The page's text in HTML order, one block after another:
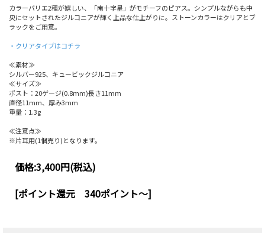
カラーバリエ2種が嬉しい、「南十字星」がモチーフのピアス。シンプルながらも中
央にセットされたジルコニアが輝く上品な仕上がりに。ストーンカラーはクリアとブ
ラックをご用意。
・クリアタイプはコチラ
≪素材≫
シルバー925、キュービックジルコニア
≪サイズ≫
ポスト：20ゲージ(0.8mm)長さ11mm
直径11mm、厚み3mm
重量：1.3g
≪注意点≫
※片耳用(1個売り)となります。
価格:3,400円(税込)
[ポイント還元 340ポイント～]